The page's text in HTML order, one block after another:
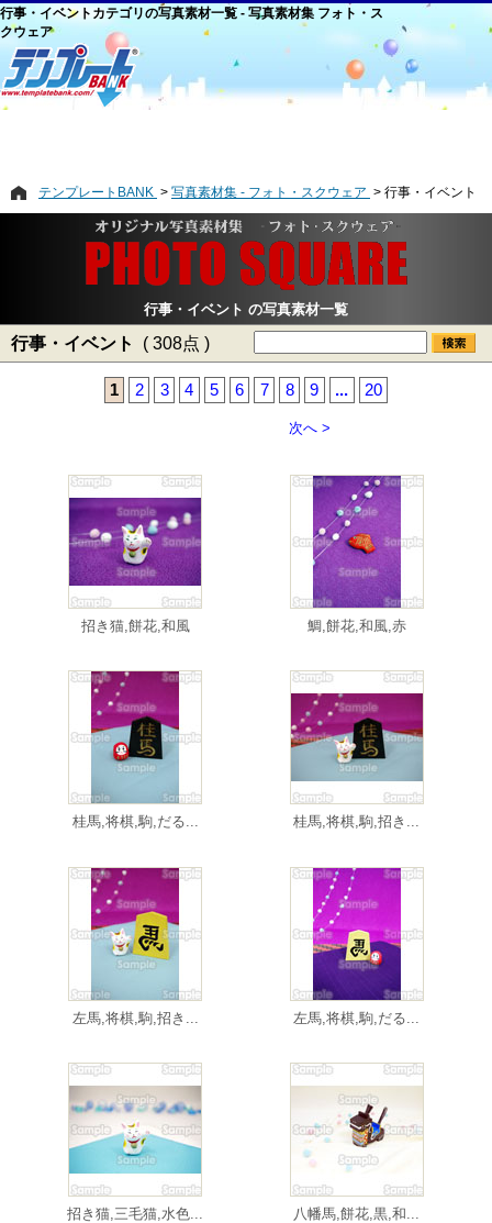
行事・イベントカテゴリの写真素材一覧 - 写真素材集 フォト・ス
クウェア
テンプレートBANK 写真素材集 - フォト・スクウェア 行事・イベント
行事・イベント の写真素材一覧
行事・イベント ( 308点 )
1 2 3 4 5 6 7 8 9 ... 20
次へ >
招き猫,餅花,和風 鯛,餅花,和風,赤
桂馬,将棋,駒,だる... 桂馬,将棋,駒,招き...
左馬,将棋,駒,招き... 左馬,将棋,駒,だる...
招き猫,三毛猫,水色... 八幡馬,餅花,黒,和...